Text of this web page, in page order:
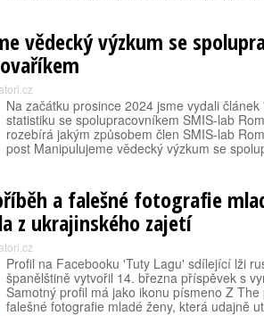
vědecký výzkum se
Na začátku prosince 2024 jsme vydali
statistiku se spolupracovníkem SMIS-lab
rozebírá jakým způsobem člen SMIS-lab
post Manipulujeme vědecký výzkum se
a falešné fotografie
z ukrajinského zajetí
Profil na Facebooku 'Tuty Lagu' sdílející lži
španělštině vytvořil 14. března příspěvek s
Samotný profil má jako ikonu písmeno Z
falešné fotografie mladé ženy, která udajně